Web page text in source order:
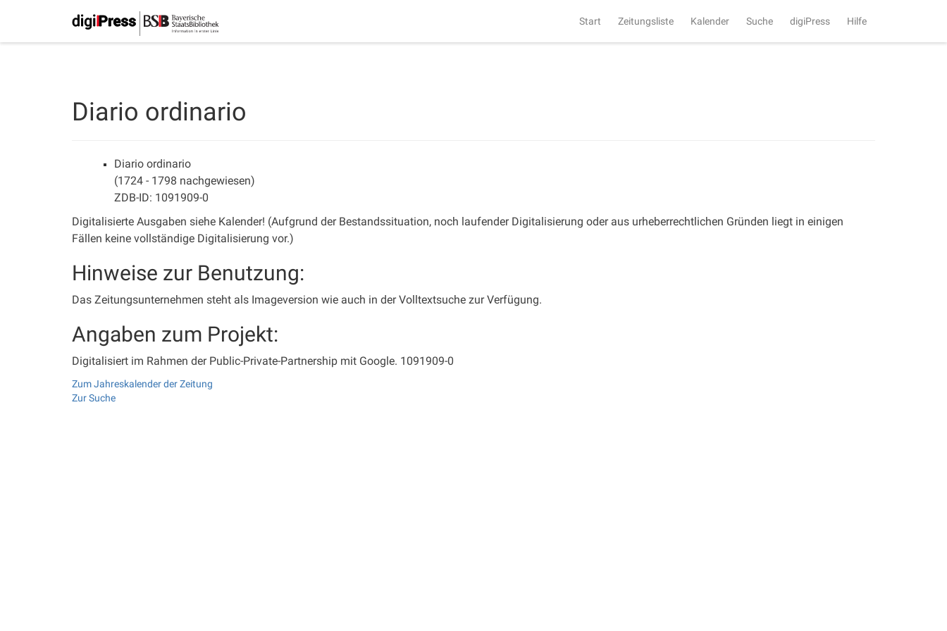
Start Zeitungsliste Kalender Suche digiPress Hilfe
Diario ordinario
Diario ordinario
(1724 - 1798 nachgewiesen)
ZDB-ID: 1091909-0
Digitalisierte Ausgaben siehe Kalender! (Aufgrund der Bestandssituation, noch laufender Digitalisierung oder aus urheberrechtlichen Gründen liegt in einigen
Fällen keine vollständige Digitalisierung vor.)
Hinweise zur Benutzung:
Das Zeitungsunternehmen steht als Imageversion wie auch in der Volltextsuche zur Verfügung.
Angaben zum Projekt:
Digitalisiert im Rahmen der Public-Private-Partnership mit Google. 1091909-0
Zum Jahreskalender der Zeitung
Zur Suche